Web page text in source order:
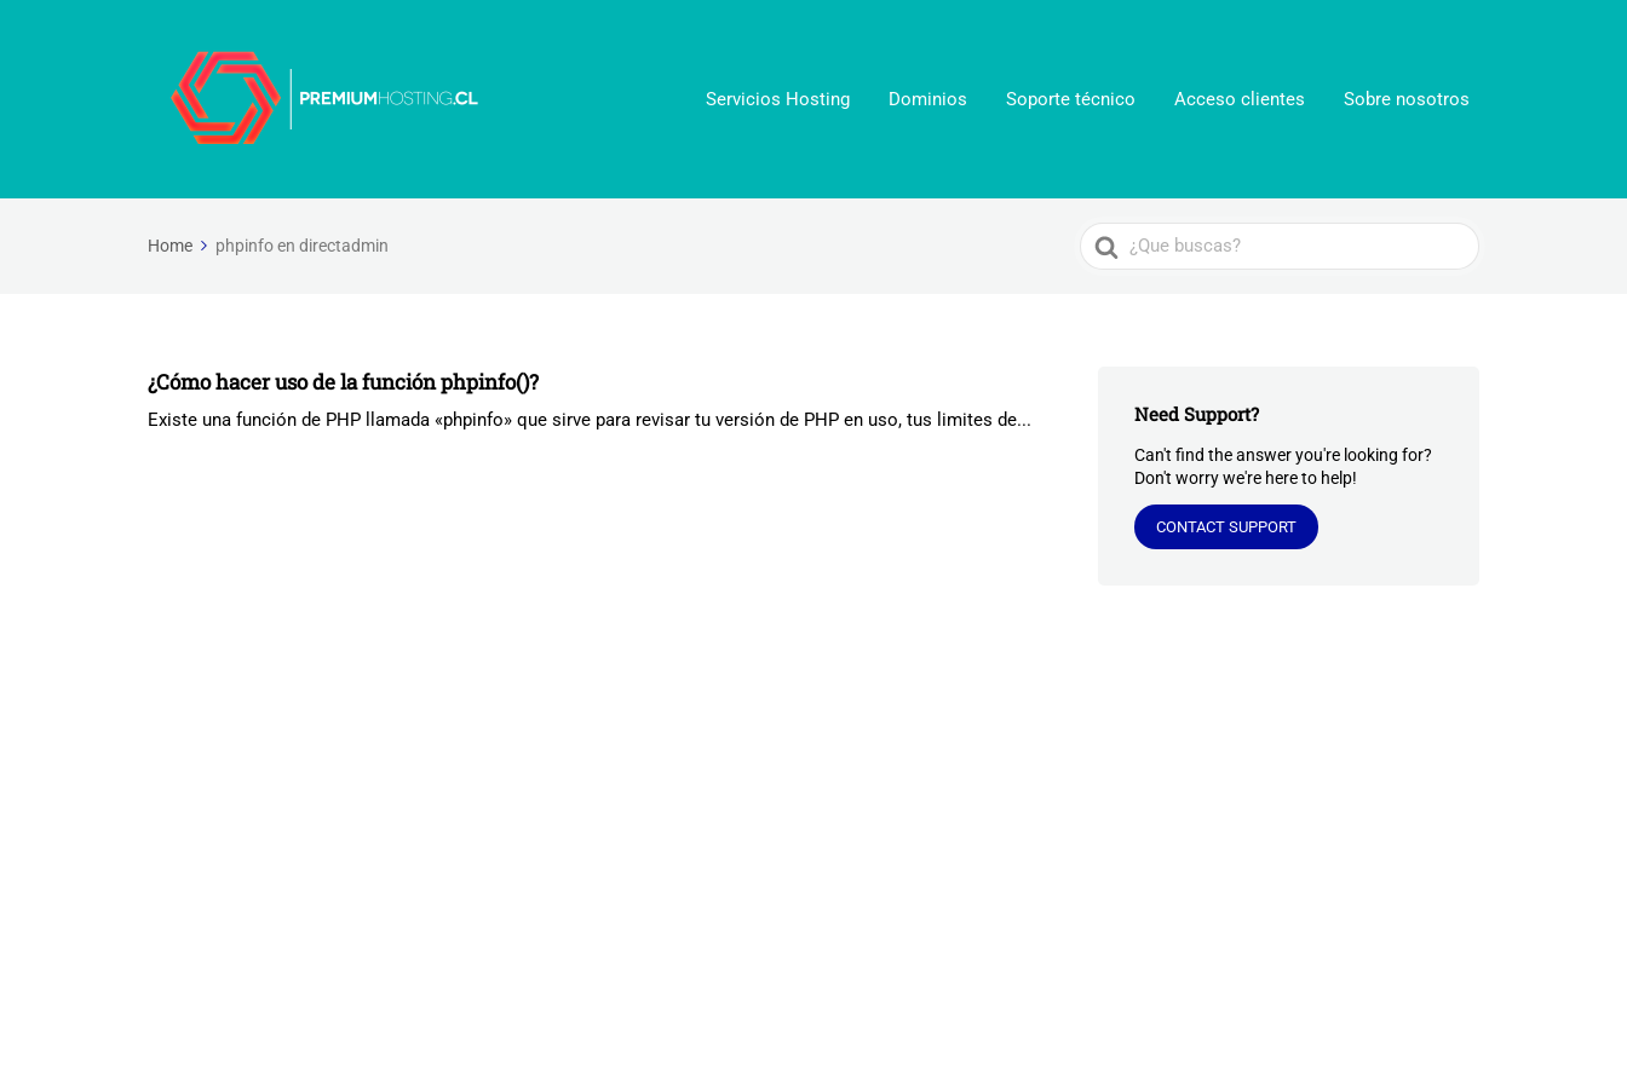
Servicios Hosting Dominios Soporte técnico Acceso clientes Sobre nosotros
Home phpinfo en directadmin
Search
For
¿Cómo hacer uso de la función phpinfo()?
Existe una función de PHP llamada «phpinfo» que sirve para revisar tu versión de PHP en uso, tus limites de... Need Support?
Can't find the answer you're looking for?
Don't worry we're here to help!
CONTACT SUPPORT